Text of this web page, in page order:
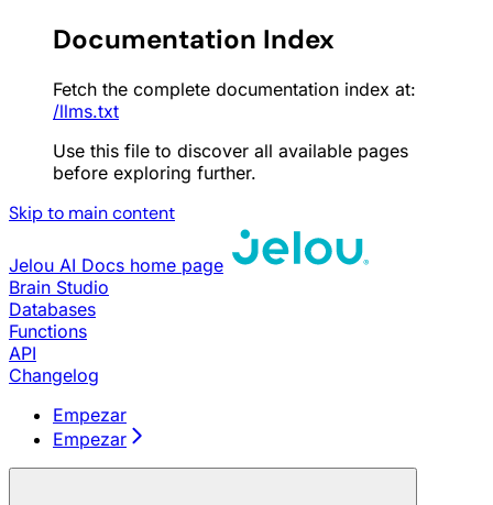
Documentation Index
Fetch the complete documentation index at:
/llms.txt
Use this file to discover all available pages
before exploring further.
Skip to main content
Jelou AI Docs home page
Brain Studio
Databases
Functions
API
Changelog
Empezar
Empezar